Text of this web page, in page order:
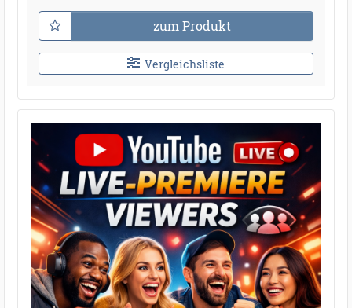
zum Produkt
Vergleichsliste
●
●
●
●
●
●
●
●
●
●
●● ●
●
●
● ●